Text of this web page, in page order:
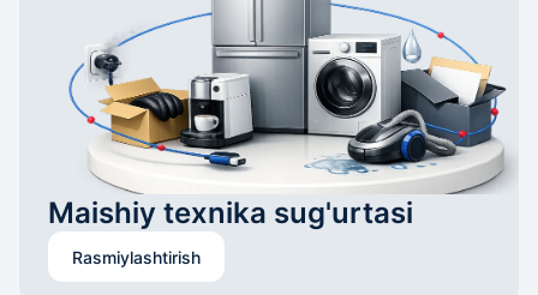
Maishiy texnika sug'urtasi
Rasmiylashtirish